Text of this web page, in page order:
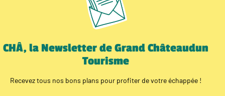
CHÂ, la Newsletter de Grand Châteaudun
Tourisme
Recevez tous nos bons plans pour profiter de votre échappée !